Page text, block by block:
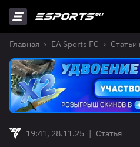
Главная EA Sports FC Статьи
19:41, 28.11.25 | Статья